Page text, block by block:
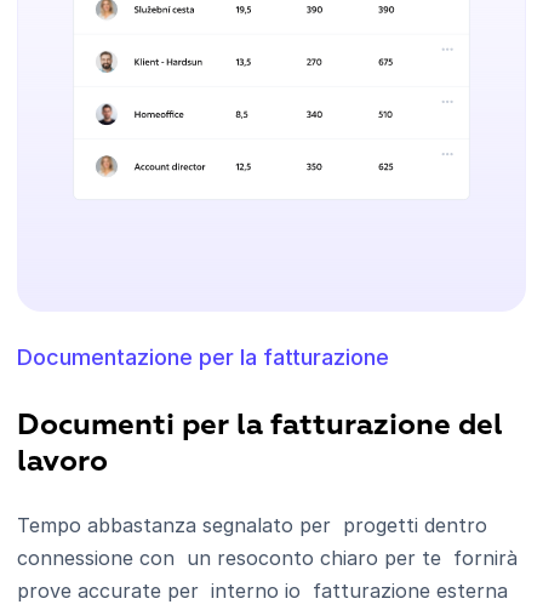
Documentazione per la fatturazione
Documenti per la fatturazione del
lavoro
Tempo abbastanza segnalato per progetti dentro
connessione con un resoconto chiaro per te fornirà
prove accurate per interno io fatturazione esterna